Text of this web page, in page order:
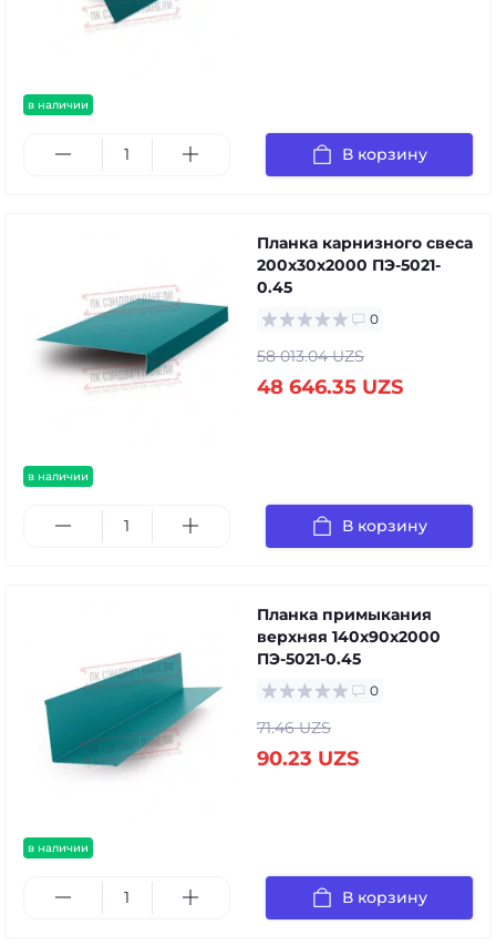
в наличии
В корзину
в наличии
Планка карнизного свеса
200х30х2000 ПЭ-5021-
0.45
0
58 013.04 UZS
48 646.35 UZS
В корзину
в наличии
Планка примыкания
верхняя 140х90х2000
ПЭ-5021-0.45
0
71.46 UZS
90.23 UZS
В корзину